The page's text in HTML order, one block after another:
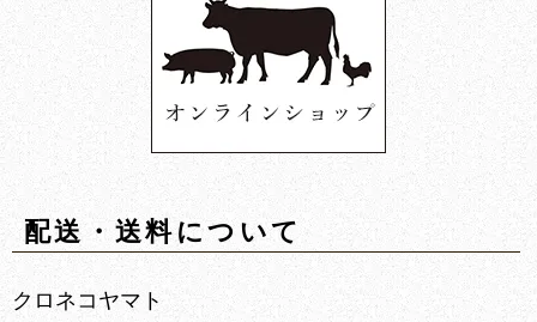
配送・送料について
クロネコヤマト